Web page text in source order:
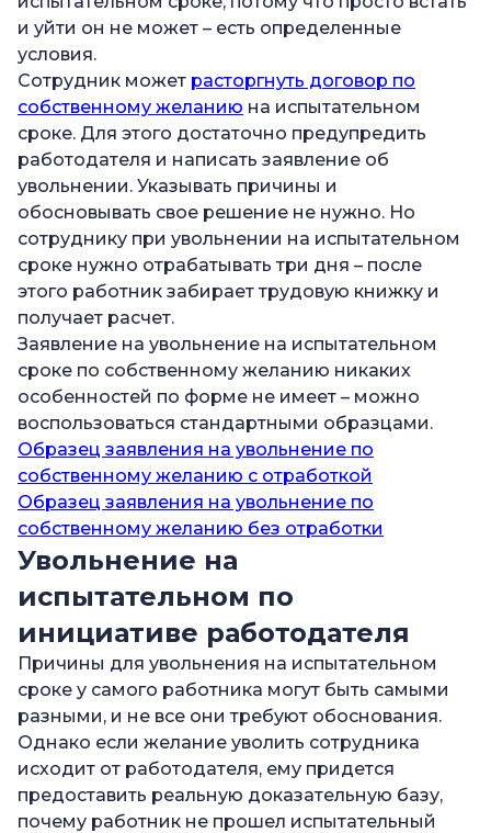
и уйти он не может – есть определенные
условия.
Сотрудник может расторгнуть договор по
собственному желанию на испытательном
сроке. Для этого достаточно предупредить
работодателя и написать заявление об
увольнении. Указывать причины и
обосновывать свое решение не нужно. Но
сотруднику при увольнении на испытательном
сроке нужно отрабатывать три дня – после
этого работник забирает трудовую книжку и
получает расчет.
Заявление на увольнение на испытательном
сроке по собственному желанию никаких
особенностей по форме не имеет – можно
воспользоваться стандартными образцами.
Образец заявления на увольнение по
собственному желанию с отработкой
Образец заявления на увольнение по
собственному желанию без отработки
Увольнение на
испытательном по
инициативе работодателя
Причины для увольнения на испытательном
сроке у самого работника могут быть самыми
разными, и не все они требуют обоснования.
Однако если желание уволить сотрудника
исходит от работодателя, ему придется
предоставить реальную доказательную базу,
почему работник не прошел испытательный